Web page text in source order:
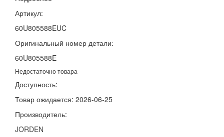
Артикул:
60U805588EUC
Оригинальный номер детали:
60U805588E
Недостаточно товара
Доступность:
Товар ожидается: 2026-06-25
Производитель:
JORDEN